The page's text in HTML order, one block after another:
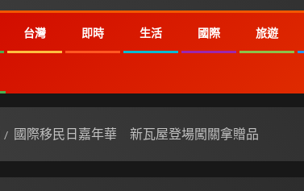
台灣 即時 生活 國際 旅遊
國際移民日嘉年華 新瓦屋登場闖關拿贈品